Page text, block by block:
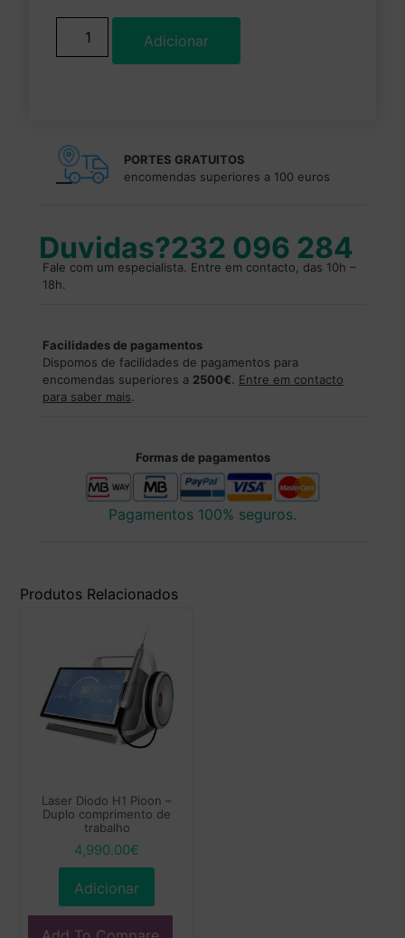
Adicionar
PORTES GRATUITOS
encomendas superiores a 100 euros
Duvidas?232 096 284
Fale com um especialista. Entre em contacto, das 10h –
18h.
Facilidades de pagamentos
Dispomos de facilidades de pagamentos para
encomendas superiores a 2500€. Entre em contacto
para saber mais.
Formas de pagamentos
Pagamentos 100% seguros.
Produtos Relacionados
Laser Diodo H1 Pioon –
Duplo comprimento de
trabalho
4,990.00€
Adicionar